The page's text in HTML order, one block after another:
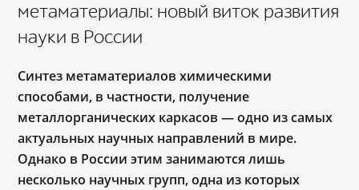
метаматериалы: новый виток развития
науки в России
Синтез метаматериалов химическими
способами, в частности, получение
металлорганических каркасов — одно из самых
актуальных научных направлений в мире.
Однако в России этим занимаются лишь
несколько научных групп, одна из которых